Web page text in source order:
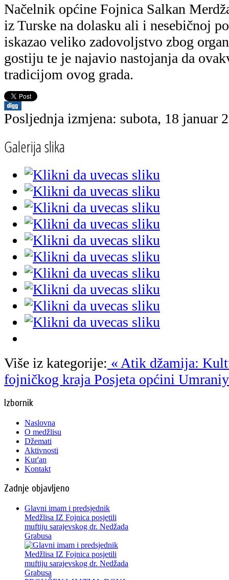
Načelnik općine Fojnica Salkan
iz Turske na dolasku ali i nesebičnoj
iskazao veliko zadovoljstvo zbog
gostiju te je najavio nastojanja da
tradicijom ovog grada.
Posljednja izmjena: subota, 18 januar
Galerija slika
Više iz kategorije: « Atik džamija:
fojničkog kraja Posjeta općini
Izbornik
Naslovna
O medžlisu
Džemati
Aktivnosti
Kur'an
Kontakt
Zadnje objavljeno
Glavni imam i predsjednik
Medžlisa IZ Fojnica posjetili
muftiju sarajevskog dr. Nedžada
Grabusa